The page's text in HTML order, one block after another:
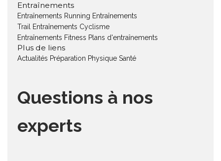
Entraînements
Entraînements Running Entraînements
Trail
Entraînements Cyclisme
Entraînements Fitness Plans d'entraînements
Plus de liens
Actualités Préparation Physique Santé
Questions à nos
experts